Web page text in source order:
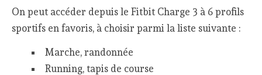
On peut accéder depuis le Fitbit Charge 3 à 6 profils
sportifs en favoris, à choisir parmi la liste suivante :
Marche, randonnée
Running, tapis de course